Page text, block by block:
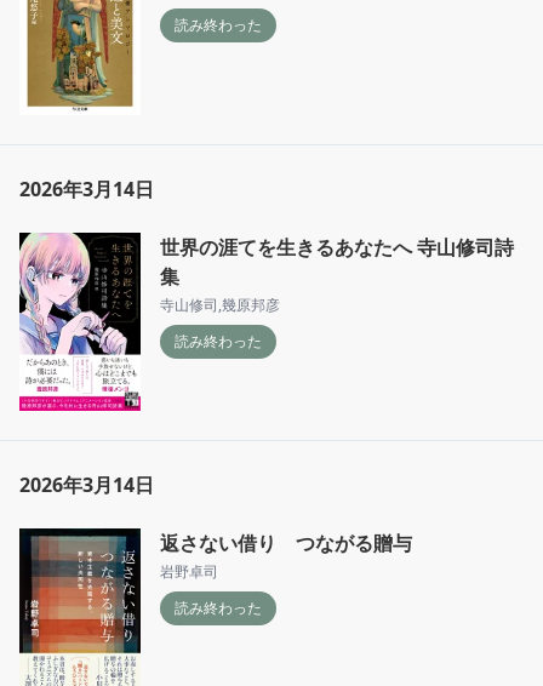
読み終わった
2026年3月14日
世界の涯てを生きるあなたへ 寺山修司詩
集
寺山修司,幾原邦彦
読み終わった
2026年3月14日
返さない借り つながる贈与
岩野卓司
読み終わった